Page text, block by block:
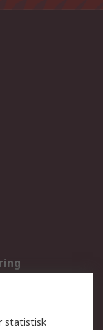
statistisk